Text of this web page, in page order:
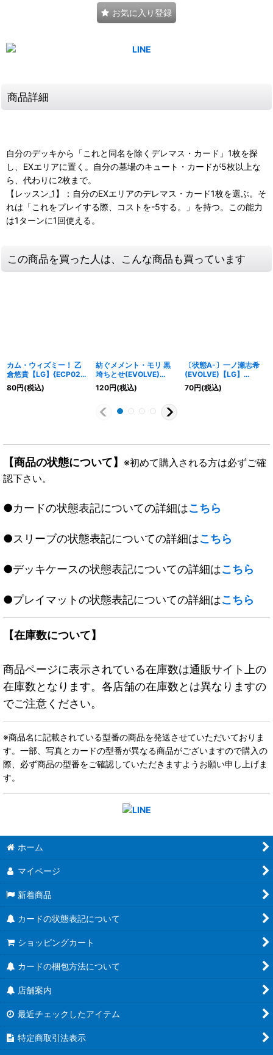
お気に入り登録
商品詳細
自分のデッキから「これと同名を除くデレマス・カード」1枚を探
し、EXエリアに置く。自分の墓場のキュート・カードが5枚以上な
ら、代わりに2枚まで。
【レッスン_1】：自分のEXエリアのデレマス・カード1枚を選ぶ。そ
れは「これをプレイする際、コストを-5する。」を持つ。この能力
は1ターンに1回使える。
この商品を買った人は、こんな商品も買っています
カム・ウィズミー！ 乙
倉悠貴【LG】{ECP02-
028}《ウィッチ》
80円(税込)
紡ぐメメント・モリ 黒
埼ちとせ(EVOLVE)
【GR・プレミアム】
{ECP02-P27}《ナイト
120円(税込)
〔状態A-〕一ノ瀬志希
(EVOLVE)【LG】
{CP02-037}《ウィッ
チ》
70円(税込)
【商品の状態について】 ※初めて購入される方は必ずご確
認下さい。
●カードの状態表記についての詳細はこちら
●スリーブの状態表記についての詳細はこちら
●デッキケースの状態表記についての詳細はこちら
●プレイマットの状態表記についての詳細はこちら
【在庫数について】
商品ページに表示されている在庫数は通販サイト上の
在庫数となります。各店舗の在庫数とは異なりますの
でご注意ください。
※商品名に記載されている型番の商品を発送させていただいておりま
す。一部、写真とカードの型番が異なる商品がございますので購入の
際、必ず商品の型番をご確認していただきますようお願い申し上げま
す。
ホーム
マイページ
新着商品
カードの状態表記について
ショッピングカート
カードの梱包方法について
店舗案内
最近チェックしたアイテム
特定商取引法表示